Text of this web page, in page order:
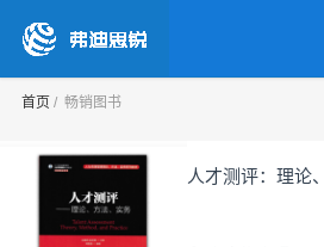
首页 畅销图书
人才测评：理论